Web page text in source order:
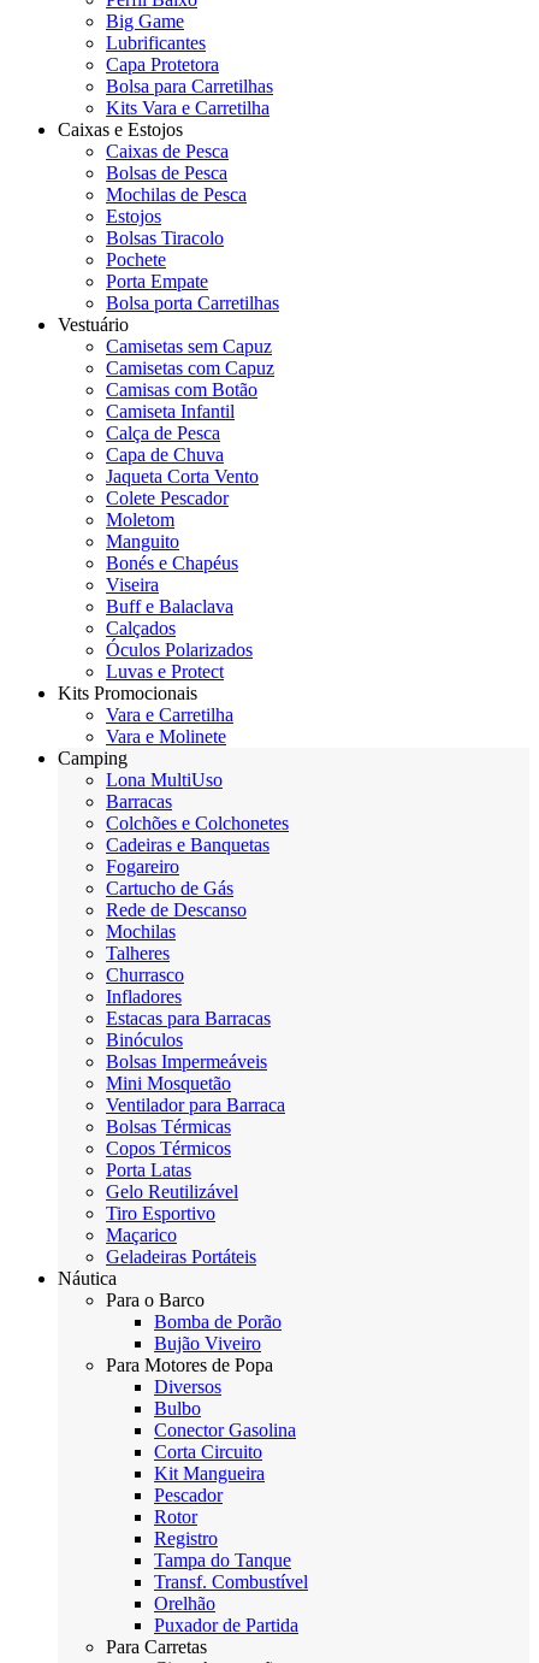
Big Game
Lubrificantes
Capa Protetora
Bolsa para Carretilhas
Kits Vara e Carretilha
Caixas e Estojos
Caixas de Pesca
Bolsas de Pesca
Mochilas de Pesca
Estojos
Bolsas Tiracolo
Pochete
Porta Empate
Bolsa porta Carretilhas
Vestuário
Camisetas sem Capuz
Camisetas com Capuz
Camisas com Botão
Camiseta Infantil
Calça de Pesca
Capa de Chuva
Jaqueta Corta Vento
Colete Pescador
Moletom
Manguito
Bonés e Chapéus
Viseira
Buff e Balaclava
Calçados
Óculos Polarizados
Luvas e Protect
Kits Promocionais
Vara e Carretilha
Vara e Molinete
Camping
Lona MultiUso
Barracas
Colchões e Colchonetes
Cadeiras e Banquetas
Fogareiro
Cartucho de Gás
Rede de Descanso
Mochilas
Talheres
Churrasco
Infladores
Estacas para Barracas
Binóculos
Bolsas Impermeáveis
Mini Mosquetão
Ventilador para Barraca
Bolsas Térmicas
Copos Térmicos
Porta Latas
Gelo Reutilizável
Tiro Esportivo
Maçarico
Geladeiras Portáteis
Náutica
Para o Barco
Bomba de Porão
Bujão Viveiro
Para Motores de Popa
Diversos
Bulbo
Conector Gasolina
Corta Circuito
Kit Mangueira
Pescador
Rotor
Registro
Tampa do Tanque
Transf. Combustível
Orelhão
Puxador de Partida
Para Carretas